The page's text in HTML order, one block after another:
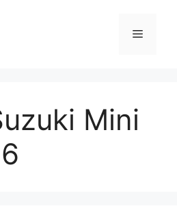
Menu
Mini